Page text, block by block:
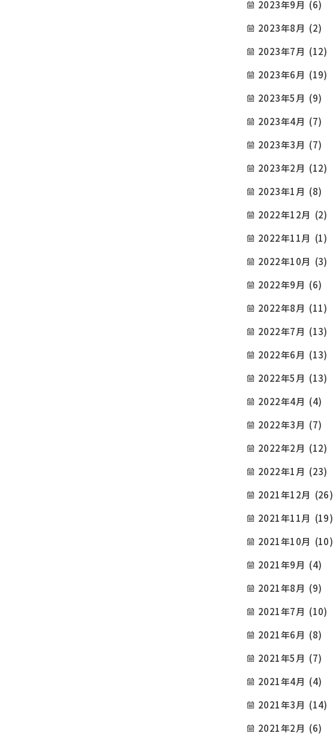
2023年9月 (6)
2023年8月 (2)
2023年7月 (12)
2023年6月 (19)
2023年5月 (9)
2023年4月 (7)
2023年3月 (7)
2023年2月 (12)
2023年1月 (8)
2022年12月 (2)
2022年11月 (1)
2022年10月 (3)
2022年9月 (6)
2022年8月 (11)
2022年7月 (13)
2022年6月 (13)
2022年5月 (13)
2022年4月 (4)
2022年3月 (7)
2022年2月 (12)
2022年1月 (23)
2021年12月 (26)
2021年11月 (19)
2021年10月 (10)
2021年9月 (4)
2021年8月 (9)
2021年7月 (10)
2021年6月 (8)
2021年5月 (7)
2021年4月 (4)
2021年3月 (14)
2021年2月 (6)